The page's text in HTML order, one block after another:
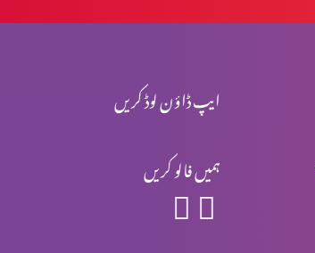
ایپ ڈاؤن لوڈ کریں
ہمیں فالو کریں